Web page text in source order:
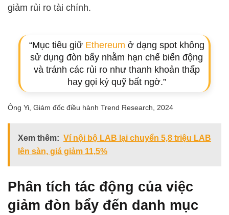
giảm rủi ro tài chính.
“Mục tiêu giữ Ethereum ở dạng spot không
sử dụng đòn bẩy nhằm hạn chế biến động
và tránh các rủi ro như thanh khoản thấp
hay gọi ký quỹ bất ngờ.”
Ông Yi, Giám đốc điều hành Trend Research, 2024
Xem thêm: Ví nội bộ LAB lại chuyển 5,8 triệu LAB
lên sàn, giá giảm 11,5%
Phân tích tác động của việc
giảm đòn bẩy đến danh mục